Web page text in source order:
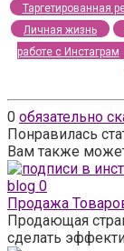
Таргетированная
Личная жизнь
работе с Инстаграм
0 обязательно
Понравилась
Вам также
blog 0
Продажа
Продающая
сделать